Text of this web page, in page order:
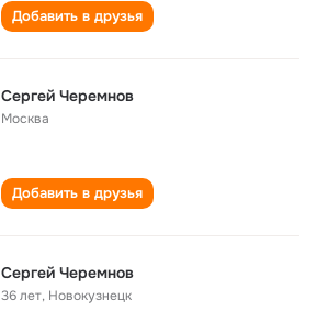
Добавить в друзья
Сергей Черемнов
Москва
Добавить в друзья
Сергей Черемнов
36 лет, Новокузнецк